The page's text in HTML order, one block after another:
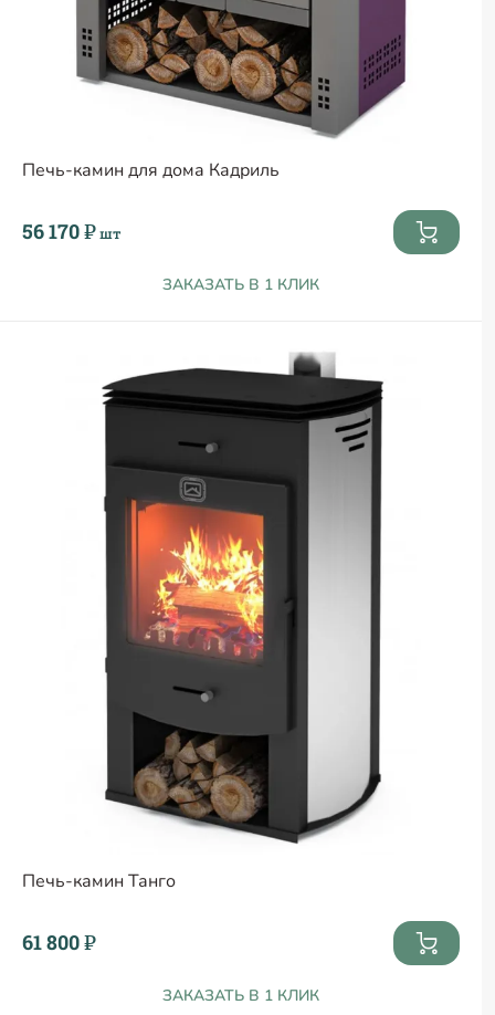
Печь-камин для дома Кадриль
56 170 ₽шт
ЗАКАЗАТЬ В 1 КЛИК
Печь-камин Танго
61 800 ₽
ЗАКАЗАТЬ В 1 КЛИК